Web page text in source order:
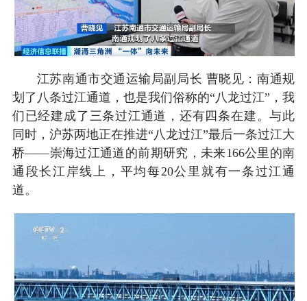
江苏南通市交通运输局副局长 曹晓见：南通规
划了八条过江通道，也是我们俗称的“八龙过江”，我
们已经建成了三条过江通道，还有四条在建。与此
同时，沪苏两地正在推进“八龙过江”最后一条过江大
桥——崇海过江通道的前期研究，未来166公里的南
通段长江岸线上，平均每20公里就有一条过江通
道。